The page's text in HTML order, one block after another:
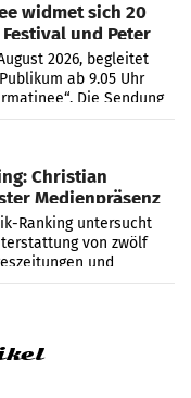
widmet sich 20
und Peter
2026, begleitet
ab 9.05 Uhr
Die Sendung
„20 Jahre
Christian
Medienpräsenz
Ranking untersucht
von zwölf
und
und